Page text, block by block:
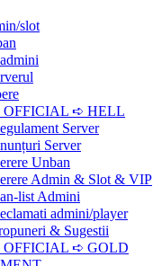
slot
➪ HELL
Server
Server
Unban
Admin & Slot & VIP
list Admini
admini/player
& Sugestii
➪ GOLD